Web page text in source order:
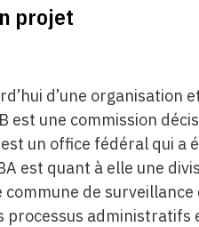
projet
d’une organisation
est une commission
un office fédéral qui
est quant à elle une
de
processus